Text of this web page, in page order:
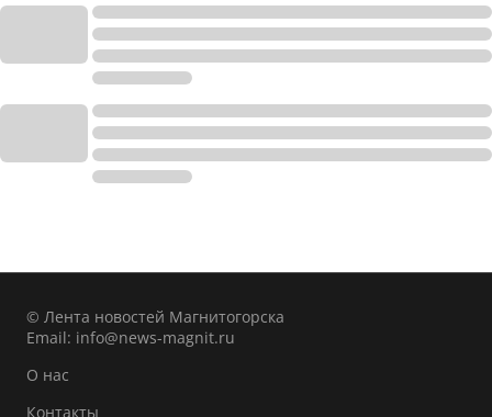
© Лента новостей Магнитогорска
Email: info@news-magnit.ru
О нас
Контакты